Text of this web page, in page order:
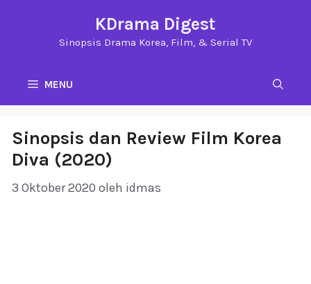
KDrama Digest
Sinopsis Drama Korea, Film, & Serial TV
MENU
Sinopsis dan Review Film Korea
Diva (2020)
3 Oktober 2020 oleh idmas